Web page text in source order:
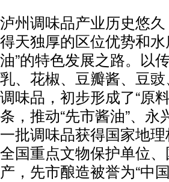
泸州调味品产业历史悠
得天独厚的区位优势和
油”的特色发展之路。以
乳、花椒、豆瓣酱、豆
调味品，初步形成了“原
条，推动“先市酱油”、永
一批调味品获得国家地
全国重点文物保护单位
产，先市酿造被誉为“中